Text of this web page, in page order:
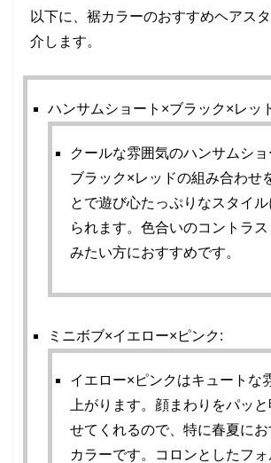
以下に、裾カラーのおすすめヘアス
介します。
ハンサムショート×ブラック×レッ
クールな雰囲気のハンサムショ
ブラック×レッドの組み合わせ
とで遊び心たっぷりなスタイ
られます。色合いのコントラス
みたい方におすすめです。
ミニボブ×イエロー×ピンク:
イエロー×ピンクはキュートな
上がります。顔まわりをパッ
せてくれるので、特に春夏に
カラーです。コロンとしたフォ